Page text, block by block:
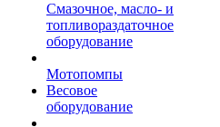
Смазочное, масло- и
топливораздаточное
оборудование
Мотопомпы
Весовое
оборудование